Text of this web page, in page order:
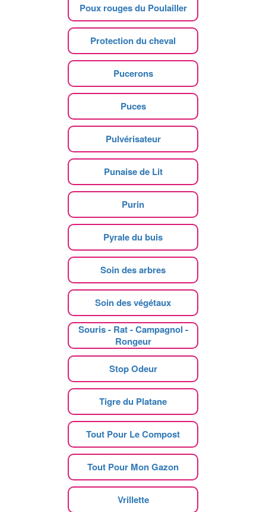
Poux rouges du Poulailler
Protection du cheval
Pucerons
Puces
Pulvérisateur
Punaise de Lit
Purin
Pyrale du buis
Soin des arbres
Soin des végétaux
Souris - Rat - Campagnol -
Rongeur
Stop Odeur
Tigre du Platane
Tout Pour Le Compost
Tout Pour Mon Gazon
Vrillette